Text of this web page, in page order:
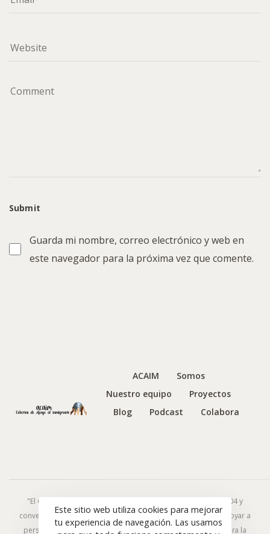
Guarda mi nombre, correo electrónico y web en
este navegador para la próxima vez que comente.
ACAIM
Somos
Nuestro equipo
Proyectos
Blog
Podcast Colabora
"El Colectivo de Apoyo al Inmigrante (ACAIM), fundado en 2004 y
convertido en asociación en 2008, trabaja en Albacete para apoyar a
personas en riesgo o exclusión social. Un espacio inclusivo para la
Este sitio web utiliza cookies para mejorar
tu experiencia de navegación. Las usamos